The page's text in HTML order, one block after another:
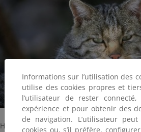
Habita en zonas boscosas. Mide entre
Informations sur l’utilisation des
utilise des cookies propres et
l’utilisateur de rester connecté,
expérience et pour obtenir des
de navigation. L’utilisateur
cookies ou, s’il préfère,